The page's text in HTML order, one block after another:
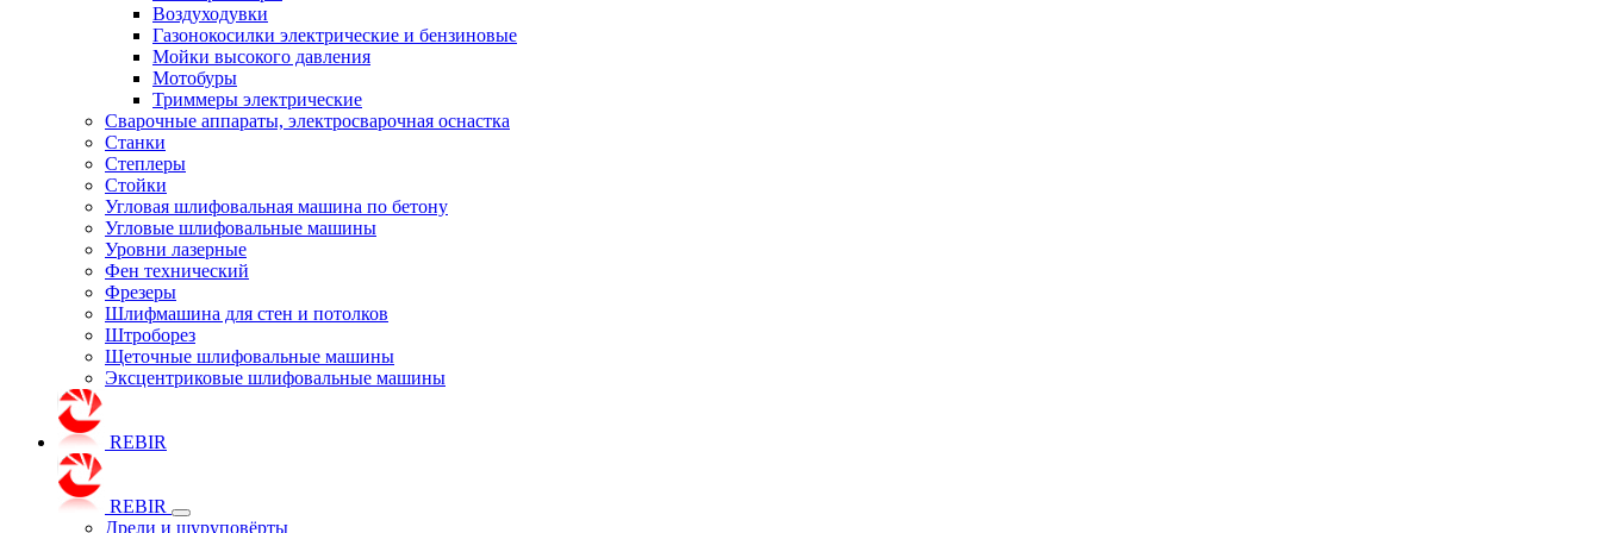
Воздуходувки
Газонокосилки электрические и бензиновые
Мойки высокого давления
Мотобуры
Триммеры электрические
Сварочные аппараты, электросварочная оснастка
Станки
Степлеры
Стойки
Угловая шлифовальная машина по бетону
Угловые шлифовальные машины
Уровни лазерные
Фен технический
Фрезеры
Шлифмашина для стен и потолков
Штроборез
Щеточные шлифовальные машины
Эксцентриковые шлифовальные машины
REBIR
REBIR
Дрели и шуруповёрты